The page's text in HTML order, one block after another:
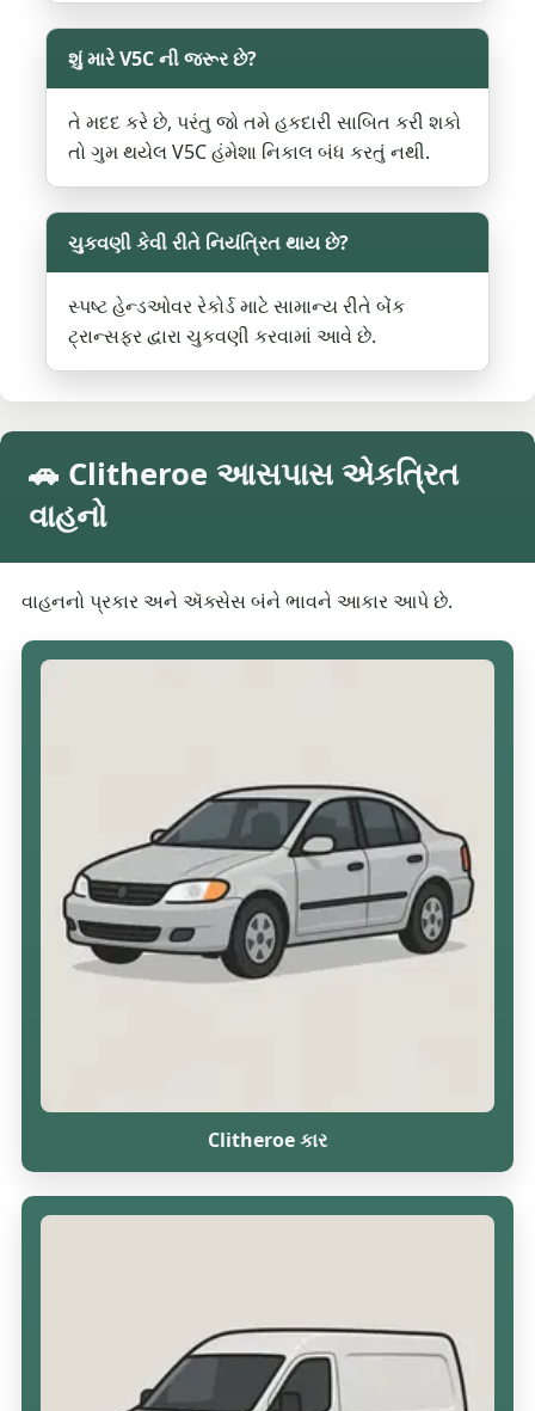
શું મારે V5C ની જરૂર છે?
તે મદદ કરે છે, પરંતુ જો તમે હકદારી સાબિત કરી શકો
તો ગુમ થયેલ V5C હંમેશા નિકાલ બંધ કરતું નથી.
ચુકવણી કેવી રીતે નિયંત્રિત થાય છે?
સ્પષ્ટ હેન્ડઓવર રેકોર્ડ માટે સામાન્ય રીતે બેંક
ટ્રાન્સફર દ્વારા ચુકવણી કરવામાં આવે છે.
🚗 Clitheroe આસપાસ એકત્રિત
વાહનો
વાહનનો પ્રકાર અને ઍક્સેસ બંને ભાવને આકાર આપે છે.
Clitheroe કાર